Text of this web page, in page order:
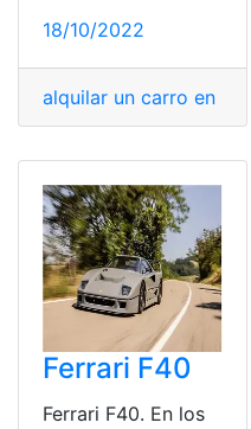
18/10/2022
alquilar un carro en Perú
Ferrari F40
Ferrari F40. En los